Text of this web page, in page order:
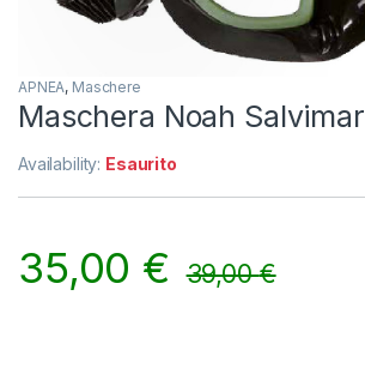
APNEA, Maschere
Maschera Noah Salvimar
Availability: Esaurito
35,00 € 39,00€